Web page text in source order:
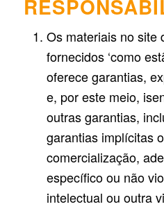
Os materiais no site
fornecidos ‘como
oferece garantias,
e, por este meio,
outras garantias,
garantias implícitas
comercialização,
específico ou não
intelectual ou outra